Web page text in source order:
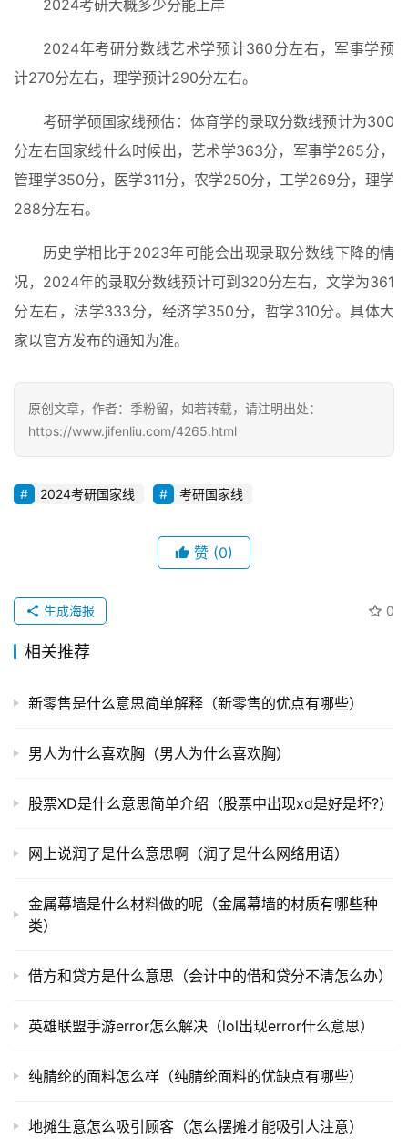
美
打
免
卡
登录 注册
2024考研大概多少分能上岸
2024年考研分数线艺术学预计360分左右，军事学预
计270分左右，理学预计290分左右。
考研学硕国家线预估：体育学的录取分数线预计为300
分左右国家线什么时候出，艺术学363分，军事学265分，
管理学350分，医学311分，农学250分，工学269分，理学
288分左右。
历史学相比于2023年可能会出现录取分数线下降的情
况，2024年的录取分数线预计可到320分左右，文学为361
分左右，法学333分，经济学350分，哲学310分。具体大
家以官方发布的通知为准。
原创文章，作者：季粉留，如若转载，请注明出处：
https://www.jifenliu.com/4265.html
2024考研国家线 考研国家线
赞 (0)
0
生成海报
相关推荐
新零售是什么意思简单解释（新零售的优点有哪些）
男人为什么喜欢胸（男人为什么喜欢胸）
股票XD是什么意思简单介绍（股票中出现xd是好是坏?）
网上说润了是什么意思啊（润了是什么网络用语）
金属幕墙是什么材料做的呢（金属幕墙的材质有哪些种
类）
借方和贷方是什么意思（会计中的借和贷分不清怎么办）
英雄联盟手游error怎么解决（lol出现error什么意思）
纯腈纶的面料怎么样（纯腈纶面料的优缺点有哪些）
地摊生意怎么吸引顾客（怎么摆摊才能吸引人注意）